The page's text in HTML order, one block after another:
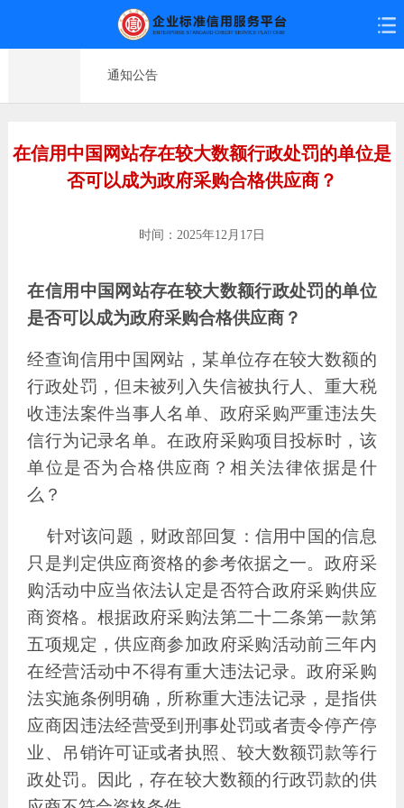
通知公告
在信用中国网站存在较大数额行政处罚的单位是
否可以成为政府采购合格供应商？
时间：2025年12月17日
在信用中国网站存在较大数额行政处罚的单位
是否可以成为政府采购合格供应商？
经查询信用中国网站，某单位存在较大数额的
行政处罚，但未被列入失信被执行人、重大税
收违法案件当事人名单、政府采购严重违法失
信行为记录名单。在政府采购项目投标时，该
单位是否为合格供应商？相关法律依据是什
么？
针对该问题，财政部回复：信用中国的信息
只是判定供应商资格的参考依据之一。政府采
购活动中应当依法认定是否符合政府采购供应
商资格。根据政府采购法第二十二条第一款第
五项规定，供应商参加政府采购活动前三年内
在经营活动中不得有重大违法记录。政府采购
法实施条例明确，所称重大违法记录，是指供
应商因违法经营受到刑事处罚或者责令停产停
业、吊销许可证或者执照、较大数额罚款等行
政处罚。因此，存在较大数额的行政罚款的供